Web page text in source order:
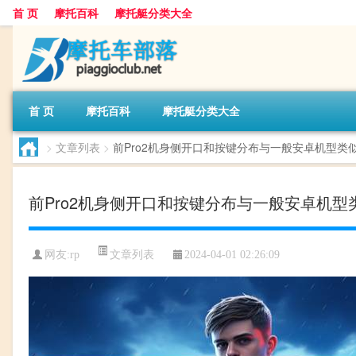
首 页 摩托百科 摩托艇分类大全
首 页 摩托百科 摩托艇分类大全
> 文章列表 > 前Pro2机身侧开口和按键分布与一般安卓机型类
前Pro2机身侧开口和按键分布与一般安卓机型
网友:rp 文章列表 2024-04-01 02:26:09